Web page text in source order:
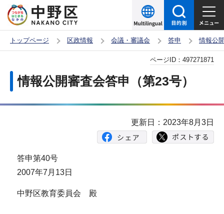
の
ー
頭
トップページ 区政情報 会議・審議会 答申 情報公
情報公開審査会答申（第23号）
ページID： 497271871
更新日：2023年8月3日
答申第40号
2007年7月13日
中野区教育委員会 殿